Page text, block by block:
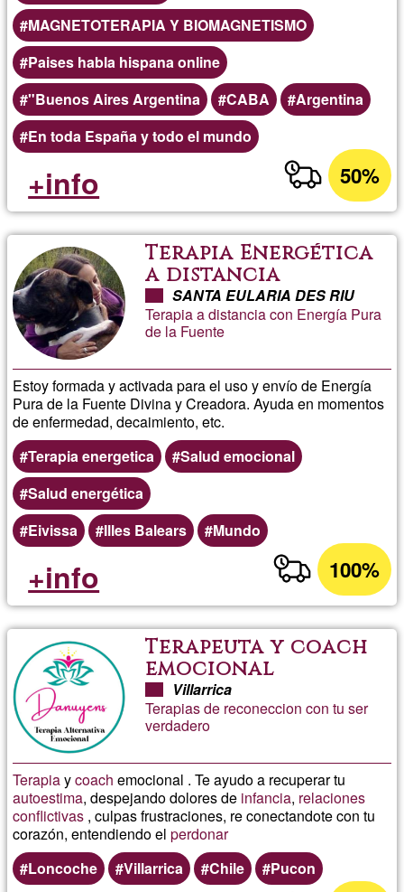
MAGNETOTERAPIA Y BIOMAGNETISMO
Paises habla hispana online
"Buenos Aires Argentina
CABA
Argentina
En toda España y todo el mundo
50%
+info
Terapia Energética
a distancia
SANTA EULARIA DES RIU
Terapia a distancia con Energía Pura
de la Fuente
Estoy formada y activada para el uso y envío de Energía
Pura de la Fuente Divina y Creadora. Ayuda en momentos
de enfermedad, decaimiento, etc.
Terapia energetica
Salud emocional
Salud energética
Eivissa
Illes Balears Mundo
100%
+info
Terapeuta y coach
emocional
Villarrica
Terapias de reconeccion con tu ser
verdadero
Terapiaycoach emocional . Te ayudo a recuperar tu
autoestima, despejando dolores de infancia, relaciones
conflictivas , culpas frustraciones, re conectandote con tu
corazón, entendiendo elperdonar
Loncoche
Villarrica Chile Pucon